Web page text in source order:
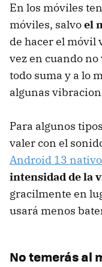
En los móviles
móviles, salvoel
de hacer el móvil
vez en cuando
todo suma y a lo
algunas
Para algunos
valer con el
Android 13 nativo
intensidad de la
gracilmente en
usará menos
No temerás al